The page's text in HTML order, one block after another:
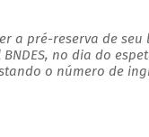
a pré-reserva de
no dia do
o número de